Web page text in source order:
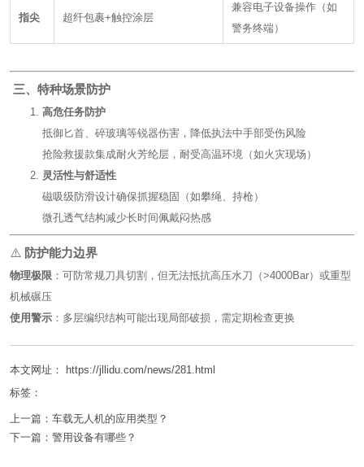
指尖 超纤包裹+触控涂层
兼容电子设备操作（如
警务终端）‌
三、特种场景防护
高危任务防护
抵御匕首、碎玻璃等锐器伤害，降低执法中手部受伤风险‌
抢险救援款集成耐火芳纶层，耐受高温环境（如火灾现场）‌
灵活性与舒适性
磁吸级防滑设计确保抓握稳固（如攀绳、持枪）‌
微孔透气结构减少长时间佩戴闷热感‌
⚠️ ‌ 防护能力边界
物理极限 ‌：可防常规刀具切割，但无法抵抗高压水刀（>4000Bar）或重型
机械碾压‌
使用警示 ‌：多层编织结构可能出现局部破损，需定期检查更换‌
本文网址： https://jllidu.com/news/281.html
标签：
上一篇： 车载无人机的应用类型？
下一篇： 警用设备有哪些？